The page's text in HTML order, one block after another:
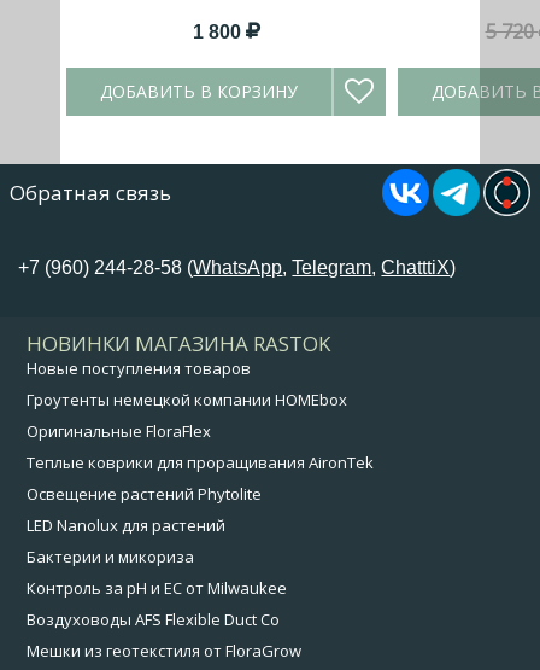
1 800
ДОБАВИТЬ В КОРЗИНУ
5 720
ДОБАВИТЬ
Обратная связь
+7 (960) 244-28-58 (WhatsApp,Telegram,ChatttiX)
НОВИНКИ МАГАЗИНА RASTOK
Новые поступления товаров
Гроутенты немецкой компании HOMEbox
Оригинальные FloraFlex
Теплые коврики для проращивания AironTek
Освещение растений Phytolite
LED Nanolux для растений
Бактерии и микориза
Контроль за pH и EC от Milwaukee
Воздуховоды AFS Flexible Duct Co
Мешки из геотекстиля от FloraGrow